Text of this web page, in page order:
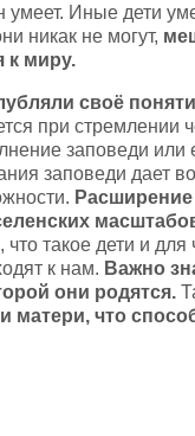
умеет. Иные дети
никак не могут,
к миру.
своё
при стремлении
заповеди
заповеди дает
такое дети и для
к нам. Важно
они родятся.
матери, что